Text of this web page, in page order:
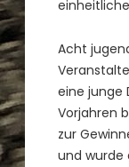
Acht
eine junge
Vorjahren
zur
und wurde